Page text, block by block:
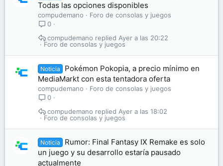
Todas las opciones disponibles
compudemano
Foro de consolas y juegos
0
Foro de consolas y juegos
Ayer a las 20:22
compudemano
Noticia
Pokémon Pokopia, a precio mínimo en
MediaMarkt con esta tentadora oferta
compudemano
Foro de consolas y juegos
0
Foro de consolas y juegos
Ayer a las 18:02
compudemano
Noticia
Rumor: Final Fantasy IX Remake es solo
un juego y su desarrollo estaría pausado
actualmente